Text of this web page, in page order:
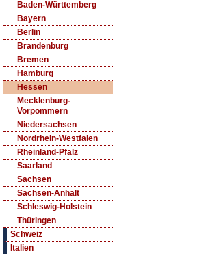
Baden-Württemberg
Bayern
Berlin
Brandenburg
Bremen
Hamburg
Hessen
Mecklenburg-
Vorpommern
Niedersachsen
Nordrhein-Westfalen
Rheinland-Pfalz
Saarland
Sachsen
Sachsen-Anhalt
Schleswig-Holstein
Thüringen
Schweiz
Italien